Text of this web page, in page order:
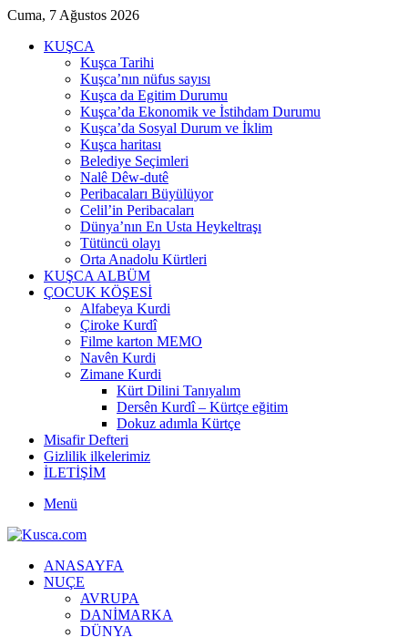
Cuma, 7 Ağustos 2026
KUŞCA
Kuşca Tarihi
Kuşca’nın nüfus sayısı
Kuşca da Egitim Durumu
Kuşca’da Ekonomik ve İstihdam Durumu
Kuşca’da Sosyal Durum ve İklim
Kuşca haritası
Belediye Seçimleri
Nalê Dêw-dutê
Peribacaları Büyülüyor
Celil’in Peribacaları
Dünya’nın En Usta Heykeltraşı
Tütüncü olayı
Orta Anadolu Kürtleri
KUŞCA ALBÜM
ÇOCUK KÖŞESİ
Alfabeya Kurdi
Çiroke Kurdî
Filme karton MEMO
Navên Kurdi
Zimane Kurdi
Kürt Dilini Tanıyalım
Dersên Kurdî – Kürtçe eğitim
Dokuz adımla Kürtçe
Misafir Defteri
Gizlilik ilkelerimiz
İLETİŞİM
Menü
ANASAYFA
NUÇE
AVRUPA
DANİMARKA
DÜNYA